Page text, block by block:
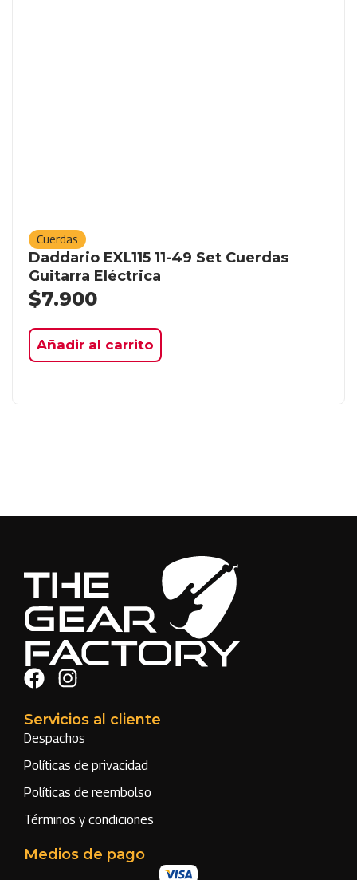
Cuerdas
Daddario EXL115 11-49 Set Cuerdas
Guitarra Eléctrica
$7.900
Añadir al carrito
Servicios al cliente
Despachos
Políticas de privacidad
Políticas de reembolso
Términos y condiciones
Medios de pago